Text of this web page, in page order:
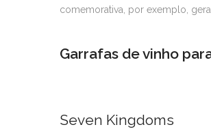
comemorativa, por exemplo,
Garrafas de vinho
Seven Kingdoms